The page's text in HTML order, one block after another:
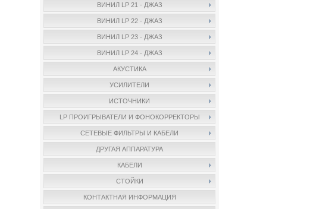
ВИНИЛ LP 21 - ДЖАЗ
ВИНИЛ LP 22 - ДЖАЗ
ВИНИЛ LP 23 - ДЖАЗ
ВИНИЛ LP 24 - ДЖАЗ
АКУСТИКА
УСИЛИТЕЛИ
ИСТОЧНИКИ
LP ПРОИГРЫВАТЕЛИ И ФОНОКОРРЕКТОРЫ
СЕТЕВЫЕ ФИЛЬТРЫ И КАБЕЛИ
ДРУГАЯ АППАРАТУРА
КАБЕЛИ
СТОЙКИ
КОНТАКТНАЯ ИНФОРМАЦИЯ